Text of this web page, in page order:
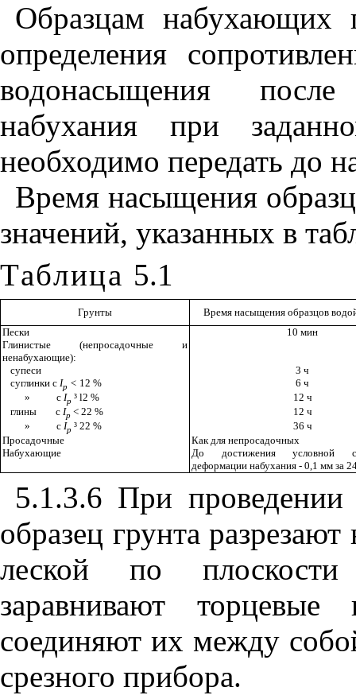
Образцам набухающих
определения
водонасыщения
набухания при
необходимо передать до
Время насыщения
значений, указанных в
Таблица 5.1
Грунты
Время насыщения образцов
Пески
10 мин
Глинистые (непросадочные и
ненабухающие):
супеси
3 ч
суглинки сIр < 12 %
6 ч
»
сIp ³ l2 %
12 ч
глины
сIp < 22 %
12 ч
»
сIp ³ 22 %
36 ч
Просадочные
Как для непросадочных
Набухающие
До достижения условной
деформации набухания - 0,1 мм за
5.1.3.6 При
образец грунта
леской по
заравнивают
соединяют их между
срезного прибора.